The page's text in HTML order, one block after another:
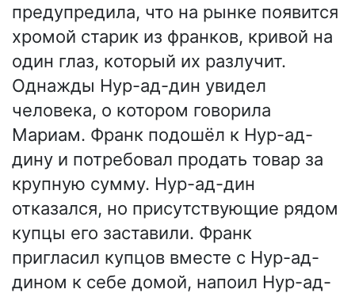
предупредила, что на рынке появится
хромой старик из франков, кривой на
один глаз, который их разлучит.
Однажды Нур-ад-дин увидел
человека, о котором говорила
Мариам. Франк подошёл к Нур-ад-
дину и потребовал продать товар за
крупную сумму. Нур-ад-дин
отказался, но присутствующие рядом
купцы его заставили. Франк
пригласил купцов вместе с Нур-ад-
дином к себе домой, напоил Нур-ад-